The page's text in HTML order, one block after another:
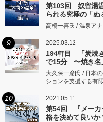
第103回 奴留湯
られる究極の「ぬ
高橋一喜氏 / 温泉アナ
9 2025.03.12
194軒目 「炭焼
で15分 〜焼き名
大久保一彦氏 / 日本
ションを支援する有
10 2021.05.11
第54回 『メーカ
格を決めて良いか